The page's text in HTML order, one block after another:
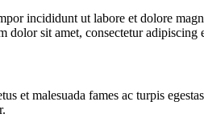
incididunt ut labore et dolore
dolor sit amet, consectetur adipiscing
et malesuada fames ac turpis